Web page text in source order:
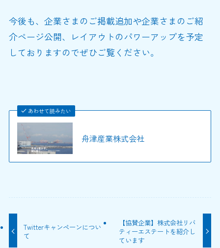
今後も、企業さまのご掲載追加や企業さまのご紹
介ページ公開、レイアウトのパワーアップを予定
しておりますのでぜひご覧ください。
あわせて読みたい
舟津産業株式会社
Twitterキャンペーンについ
て
【協賛企業】株式会社リバ
ティーエステートを紹介し
ています